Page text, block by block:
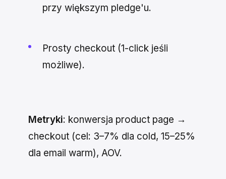
przy większym pledge'u.
Prosty checkout (1-click jeśli
możliwe).
Metryki: konwersja product page →
checkout (cel: 3–7% dla cold, 15–25%
dla email warm), AOV.